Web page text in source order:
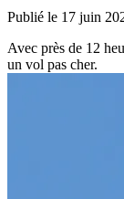
Publié le 17 juin
Avec près de 12
un vol pas cher.